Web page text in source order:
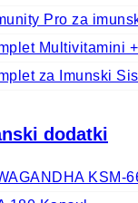
Pro za
Multivitamini
za Imunski
dodatki
KSM-